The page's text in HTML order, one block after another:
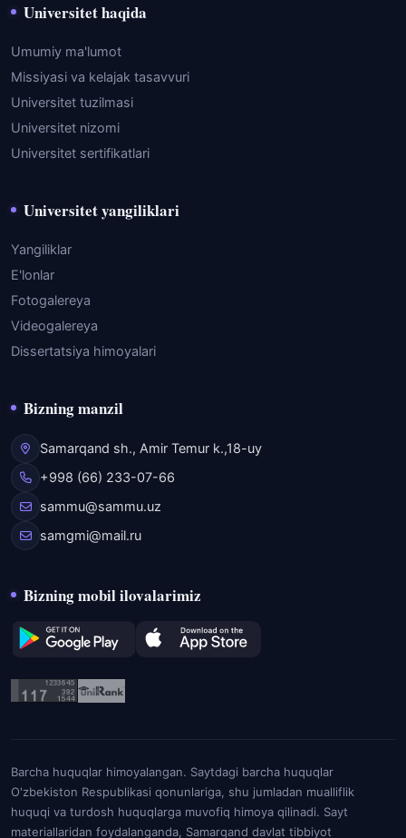
Universitet haqida
Umumiy ma'lumot
Missiyasi va kelajak tasavvuri
Universitet tuzilmasi
Universitet nizomi
Universitet sertifikatlari
Universitet yangiliklari
Yangiliklar
E'lonlar
Fotogalereya
Videogalereya
Dissertatsiya himoyalari
Bizning manzil
Samarqand sh., Amir Temur k.,18-uy
+998 (66) 233-07-66
sammu@sammu.uz
samgmi@mail.ru
Bizning mobil ilovalarimiz
Barcha huquqlar himoyalangan. Saytdagi barcha huquqlar
O'zbekiston Respublikasi qonunlariga, shu jumladan mualliflik
huquqi va turdosh huquqlarga muvofiq himoya qilinadi. Sayt
materiallaridan foydalanganda, Samarqand davlat tibbiyot